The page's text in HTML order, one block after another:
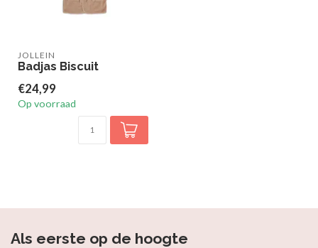
JOLLEIN
Badjas Biscuit
€24,99
Op voorraad
Als eerste op de hoogte